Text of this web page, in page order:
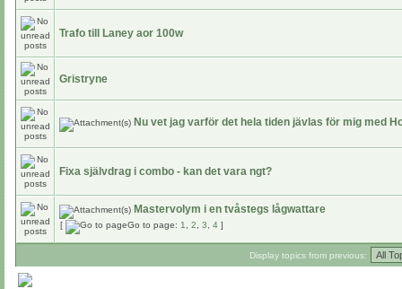
Trafo till Laney aor 100w
Gristryne
Nu vet jag varför det hela tiden jävlas för mig med
Fixa självdrag i combo - kan det vara ngt?
Mastervolym i en tvåstegs lågwattare
[ Go to page: 1 2 3 4 ]
Display topics from previous: